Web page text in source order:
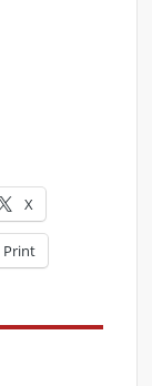
X
Print